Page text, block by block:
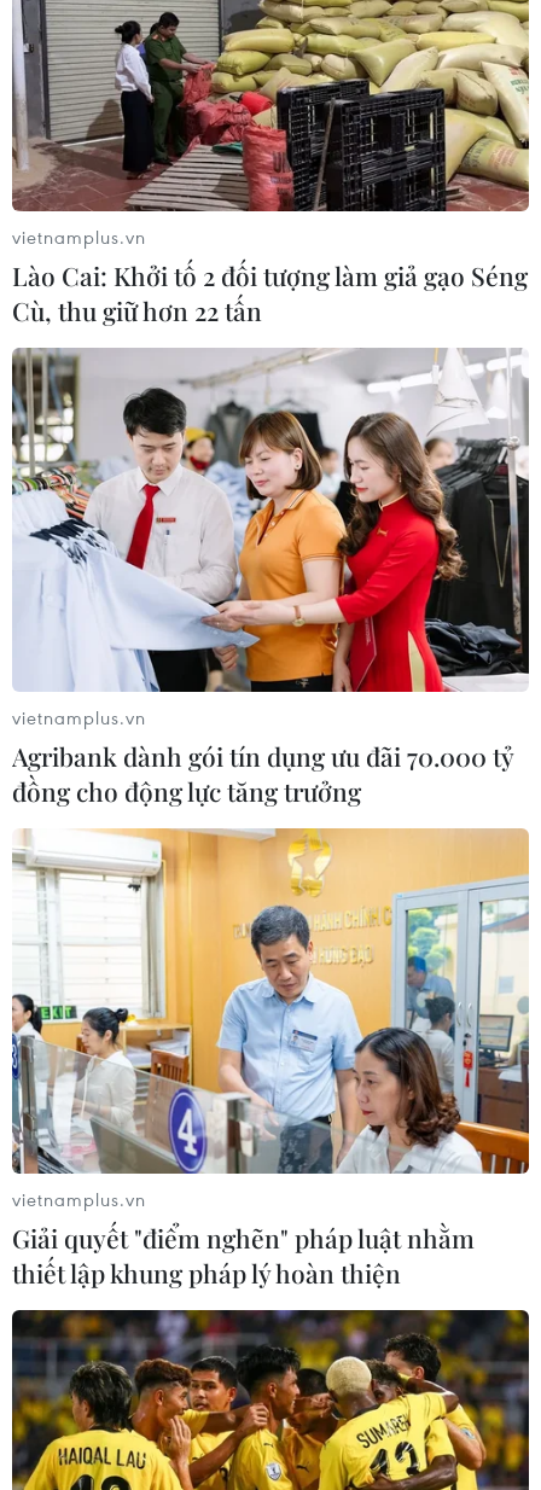
TIN CÙNG CHUYÊN MỤC
Các hội, đoàn người Việt Nam tại Lào
vietnamplus.vn
Lào Cai: Khởi tố 2 đối tượng làm giả gạo Séng
Cù, thu giữ hơn 22 tấn
vietnamplus.vn
Agribank dành gói tín dụng ưu đãi 70.000 tỷ
đồng cho động lực tăng trưởng
vietnamplus.vn
Giải quyết "điểm nghẽn" pháp luật nhằm
thiết lập khung pháp lý hoàn thiện